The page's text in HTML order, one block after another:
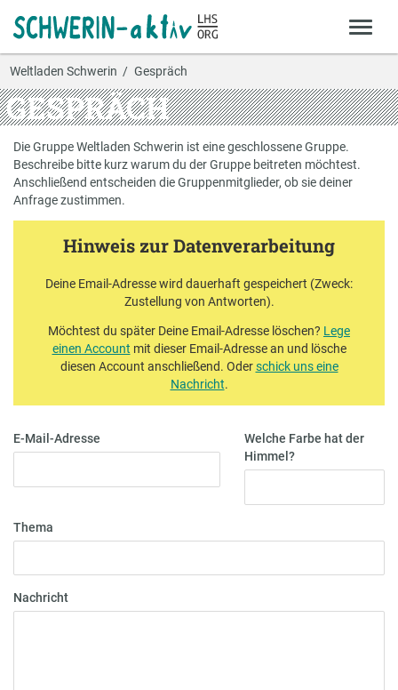
Weltladen Schwerin Gespräch
GESPRÄCH
Die Gruppe Weltladen Schwerin ist eine geschlossene Gruppe.
Beschreibe bitte kurz warum du der Gruppe beitreten möchtest.
Anschließend entscheiden die Gruppenmitglieder, ob sie deiner
Anfrage zustimmen.
Hinweis zur Datenverarbeitung
Deine Email-Adresse wird dauerhaft gespeichert (Zweck:
Zustellung von Antworten).
Möchtest du später Deine Email-Adresse löschen? Lege
einen Account mit dieser Email-Adresse an und lösche
diesen Account anschließend. Oderschick uns eine
Nachricht.
E-Mail-Adresse
Welche Farbe hat der
Himmel?
Thema
Nachricht